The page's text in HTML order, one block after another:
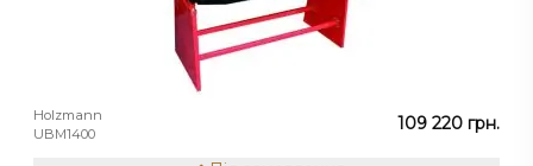
Holzmann
UBM1400
109 220 грн.